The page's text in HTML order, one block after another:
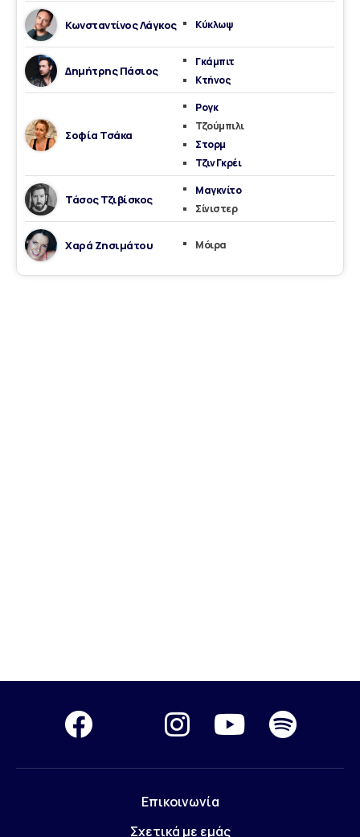
Κωνσταντίνος Λάγκος Κύκλωψ
Δημήτρης Πάσιος
Γκάμπιτ
Κτήνος
Σοφία Τσάκα
Ρογκ
Τζούμπιλι
Στορμ
Τζιν Γκρέι
Τάσος Τζιβίσκος
Μαγκνίτο
Σίνιστερ
Χαρά Ζησιμάτου Μόιρα
Επικοινωνία
Σχετικά με εμάς